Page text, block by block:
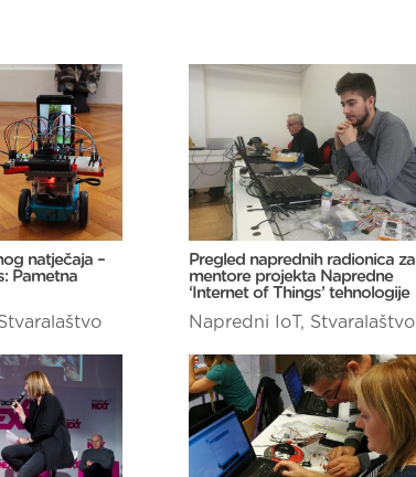
natječaja –
Pametna
Pregled naprednih radionica za
mentore projekta Napredne
‘Internet of Things’ tehnologije
Napredni IoT, Stvaralaštvo